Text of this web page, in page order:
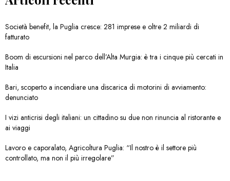
Società benefit, la Puglia cresce: 281 imprese e oltre 2 miliardi di
fatturato
Boom di escursioni nel parco dell’Alta Murgia: è tra i cinque più cercati in
Italia
Bari, scoperto a incendiare una discarica di motorini di avviamento:
denunciato
I vizi anticrisi degli italiani: un cittadino su due non rinuncia al ristorante e
ai viaggi
Lavoro e caporalato, Agricoltura Puglia: “Il nostro è il settore più
controllato, ma non il più irregolare”